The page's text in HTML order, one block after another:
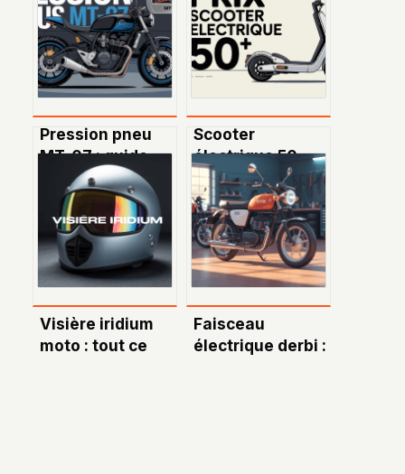
Pression pneu
MT-07 : guide
complet pour
rouler en toute
sécurité
Scooter
électrique 50
prix :
comprendre les
tarifs et choisir
sereinement
Visière iridium
moto : tout ce
Faisceau
électrique derbi :